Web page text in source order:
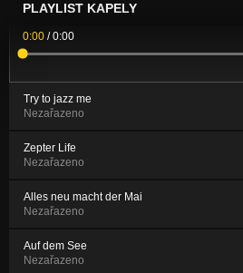
PLAYLIST KAPELY
0:00 /0:00
Try to jazz me
Nezařazeno
Zepter Life
Nezařazeno
Alles neu macht der Mai
Nezařazeno
Auf dem See
Nezařazeno